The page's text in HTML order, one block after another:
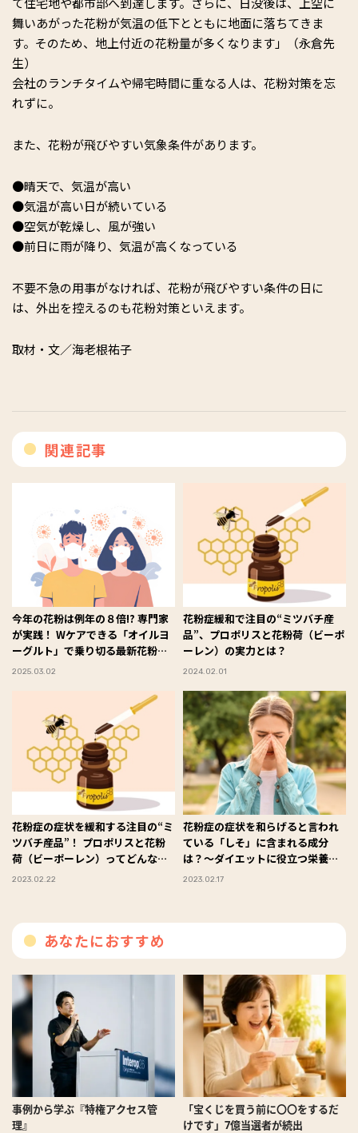
舞いあがった花粉が気温の低下とともに地面に落ちてきま
す。そのため、地上付近の花粉量が多くなります」（永倉先
生）
会社のランチタイムや帰宅時間に重なる人は、花粉対策を忘
れずに。
また、花粉が飛びやすい気象条件があります。
●晴天で、気温が高い
●気温が高い日が続いている
●空気が乾燥し、風が強い
●前日に雨が降り、気温が高くなっている
不要不急の用事がなければ、花粉が飛びやすい条件の日に
は、外出を控えるのも花粉対策といえます。
取材・文／海老根祐子
関連記事
今年の花粉は例年の８倍!? 専門家
が実践！ Wケアできる「オイルヨ
ーグルト」で乗り切る最新花粉症
対策
2025.03.02
花粉症緩和で注目の“ミツバチ産
品”、プロポリスと花粉荷（ビーポ
ーレン）の実力とは？
2024.02.01
花粉症の症状を緩和する注目の“ミ
ツバチ産品”！ プロポリスと花粉
荷（ビーポーレン）ってどんなも
の？
2023.02.22
花粉症の症状を和らげると言われ
ている「しそ」に含まれる成分
は？～ダイエットに役立つ栄養ク
イズ～
2023.02.17
あなたにおすすめ
事例から学ぶ『特権アクセス管
理』
「宝くじを買う前に〇〇をするだ
けです」7億当選者が続出